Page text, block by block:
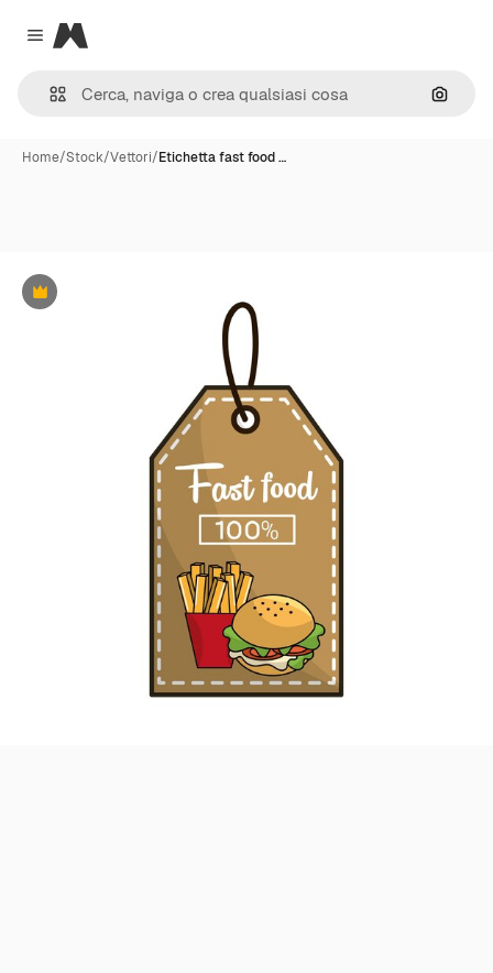
Close menu
Magnific
Cerca
Home/Stock/Vettori/Etichetta fast food …
Premium